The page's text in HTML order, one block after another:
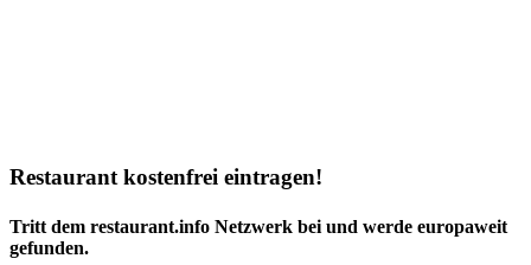
Restaurant kostenfrei eintragen!
Tritt dem restaurant.info Netzwerk bei und werde europaweit
gefunden.